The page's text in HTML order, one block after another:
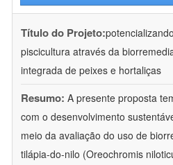
Título do Projeto:
piscicultura através da
integrada de peixes e hortaliças
Resumo: A presente proposta
com o desenvolvimento
meio da avaliação do uso de
tilápia-do-nilo (Oreochromis